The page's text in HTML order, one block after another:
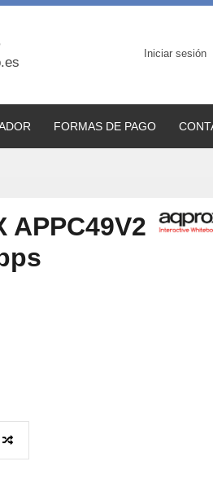
Iniciar sesión
FORMAS DE PAGO
APPC49V2